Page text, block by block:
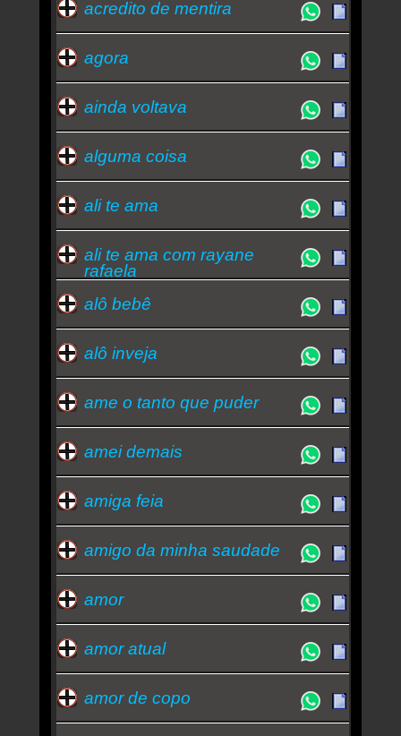
acredito de mentira
agora
ainda voltava
alguma coisa
ali te ama
ali te ama com rayane
rafaela
alô bebê
alô inveja
ame o tanto que puder
amei demais
amiga feia
amigo da minha saudade
amor
amor atual
amor de copo